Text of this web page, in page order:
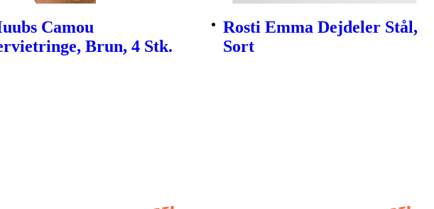
Camou
Brun, 4 Stk.
Rosti Emma Dejdeler Stål,
Sort